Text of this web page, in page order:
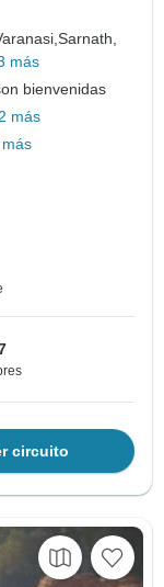
Sarnath,
más
bienvenidas
más
circuito